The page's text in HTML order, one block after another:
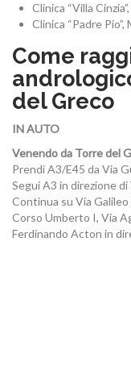
QUESTIONARI
DICONO DI ME
Clinica “Villa
Clinica “Padre
Come
del Greco
IN AUTO
Venendo da Torre del
Prendi A3/E45 da Via
Segui A3 in direzione di
Continua su Via Galileo
Corso Umberto I, Via
Ferdinando Acton in